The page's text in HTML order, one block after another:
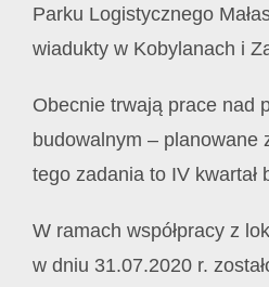
Parku Logistycznego
wiadukty w Kobylanach i
Obecnie trwają prace nad
budowalnym – planowane
tego zadania to IV kwartał
W ramach współpracy z
w dniu 31.07.2020 r.